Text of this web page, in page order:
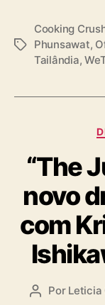
T
Cooking
Phunsawat,
Tailândia,
“The
novo
com
A Por Leticia